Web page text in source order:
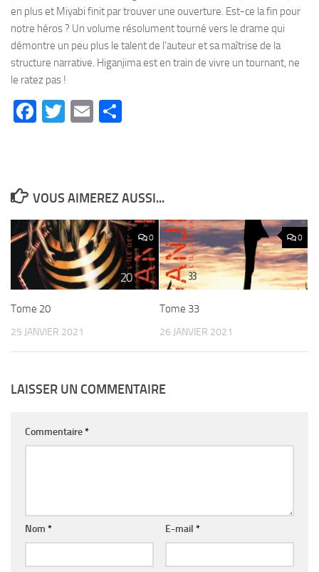
en plus et Miyabi finit par trouver une ouverture. Est-ce la fin pour
notre héros ? Un volume résolument tourné vers le drame qui
démontre un peu plus le talent de l’auteur et sa maîtrise de la
structure narrative. Higanjima est en train de vivre un tournant, ne
le ratez pas !
Facebook
Twitter
Email
VOUS AIMEREZ AUSSI...
0
Tome 20
25 JANVIER 2021
0
Tome 33
26 JANVIER 2021
LAISSER UN COMMENTAIRE
Commentaire*
Nom * E-mail *